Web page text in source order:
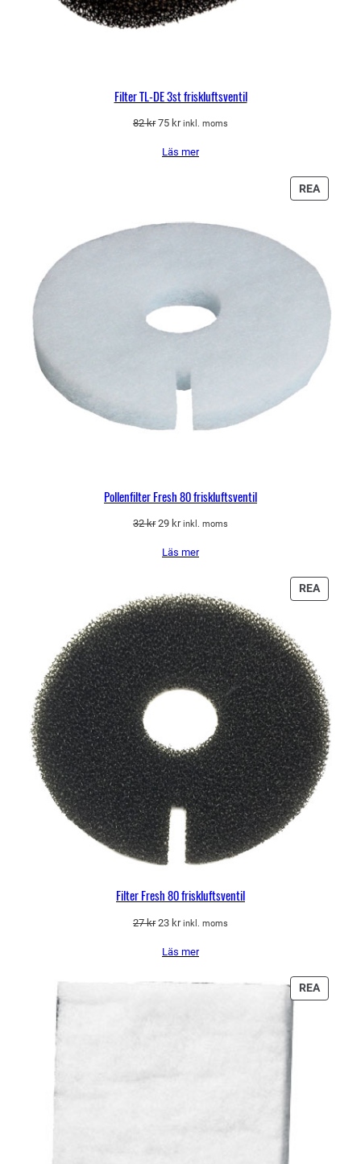
Filter TL-DE 3st friskluftsventil
82kr Det
priset
75 krDet
priset
inkl. moms
Läs mer
REA
PÅ
Pollenfilter Fresh 80 friskluftsventil
32kr Det
priset
29 krDet
priset
inkl. moms
Läs mer
REA
PÅ
Filter Fresh 80 friskluftsventil
27kr Det
priset
27 kr.
23 krDet
priset
23 kr.
inkl. moms
Läs mer
REA
PÅ